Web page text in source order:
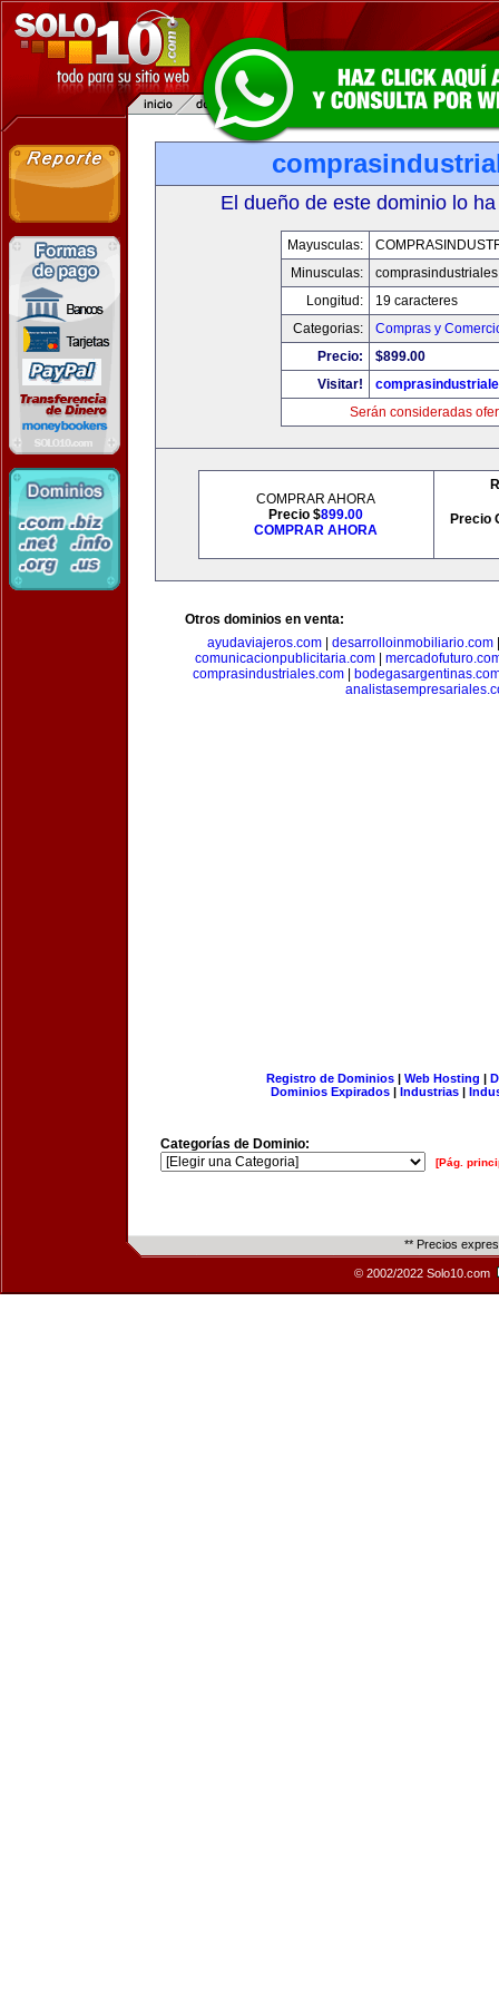
El dueño de este dominio lo
Mayusculas:
Minusculas:
Longitud:
19 caracteres
Categorias:
Compras y
Precio:
$899.00
Visitar!
Serán consideradas
COMPRAR AHORA
Precio $899.00
COMPRAR AHORA
Precio
Otros dominios en venta:
ayudaviajeros.com
desarrolloinmobiliario.com
comunicacionpublicitaria.com|
comprasindustriales.com
Registro de Dominios| Web Hosting |
Dominios Expirados | Industrias |
Categorías de Dominio:
[Pág.
** Precios
© 2002/2022 Solo10.com